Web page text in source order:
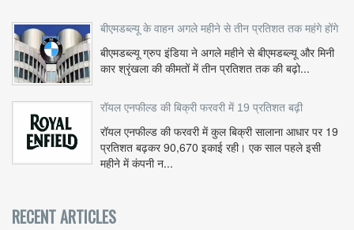
बीएमडब्ल्यू के वाहन अगले महीने से तीन प्रतिशत तक महंगे होंगे
बीएमडब्ल्यू ग्रुप इंडिया ने अगले महीने से बीएमडब्ल्यू और मिनी
कार श्रृंखला की कीमतों में तीन प्रतिशत तक की बढ़ो...
रॉयल एनफील्ड की बिक्री फरवरी में 19 प्रतिशत बढ़ी
रॉयल एनफील्ड की फरवरी में कुल बिक्री सालाना आधार पर 19
प्रतिशत बढ़कर 90,670 इकाई रही। एक साल पहले इसी
महीने में कंपनी न...
RECENT ARTICLES